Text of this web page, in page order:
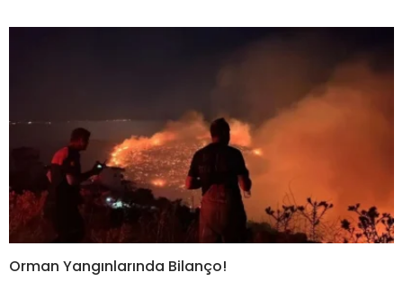
Orman Yangınlarında Bilanço!